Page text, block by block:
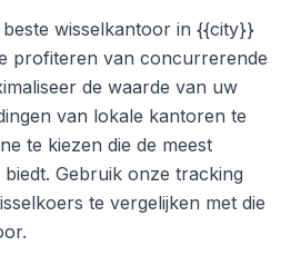
wisselkantoor in {{city}}
profiteren van concurrerende
de waarde van uw
van lokale kantoren te
te kiezen die de meest
Gebruik onze tracking
te vergelijken met die